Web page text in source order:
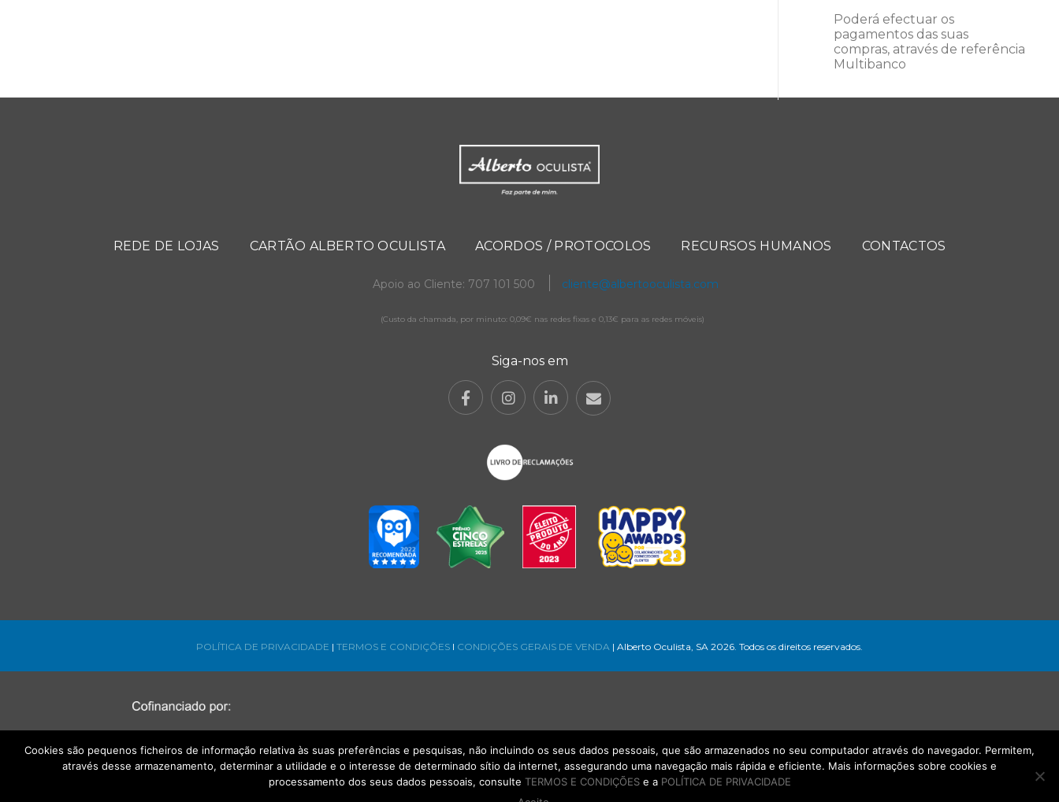
Poderá efectuar os
pagamentos das suas
compras, através de referência
Multibanco
REDE DE LOJAS CARTÃO ALBERTO OCULISTA ACORDOS / PROTOCOLOS RECURSOS HUMANOS CONTACTOS
Apoio ao Cliente: 707 101 500 cliente@albertooculista.com
(Custo da chamada, por minuto: 0,09€ nas redes fixas e 0,13€ para as redes móveis)
Siga-nos em
POLÍTICA DE PRIVACIDADE | TERMOS E CONDIÇÕES l CONDIÇÕES GERAIS DE VENDA | Alberto Oculista, SA 2026. Todos os direitos reservados.
Cookies são pequenos ficheiros de informação relativa às suas preferências e pesquisas, não incluindo os seus dados pessoais, que são armazenados no seu computador através do navegador. Permitem,
através desse armazenamento, determinar a utilidade e o interesse de determinado sítio da internet, assegurando uma navegação mais rápida e eficiente. Mais informações sobre cookies e
processamento dos seus dados pessoais, consulte TERMOS E CONDIÇÕESe a POLÍTICA DE PRIVACIDADE